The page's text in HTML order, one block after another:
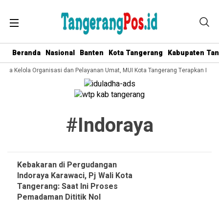
Beranda Nasional Banten Kota Tangerang Kabupaten
Kelola Organisasi dan Pelayanan Umat, MUI Kota Tangerang Terapkan ISO
#indoraya
Kebakaran di Pergudangan
Indoraya Karawaci, Pj Wali Kota
Tangerang: Saat Ini Proses
Pemadaman Dititik Nol